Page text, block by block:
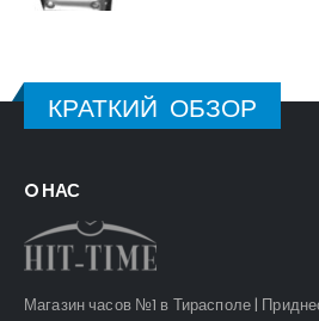
КРАТКИЙ ОБЗОР
O НАС
Магазин часов №1 в Тирасполе |